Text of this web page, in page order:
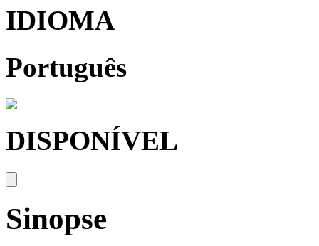
IDIOMA
Português
DISPONÍVEL
Sinopse